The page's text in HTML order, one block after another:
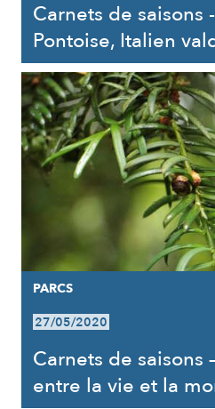
Carnets de saisons
Pontoise, Italien
PARCS
27/05/2020
Carnets de saisons
entre la vie et la